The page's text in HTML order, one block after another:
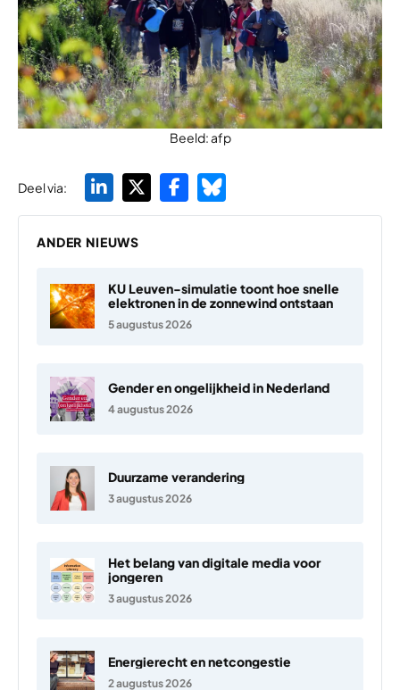
Beeld: afp
Deel via:
ANDER NIEUWS
KU Leuven-simulatie toont hoe snelle
elektronen in de zonnewind ontstaan
5 augustus 2026
Gender en ongelijkheid in Nederland
4 augustus 2026
Duurzame verandering
3 augustus 2026
Het belang van digitale media voor
jongeren
3 augustus 2026
Energierecht en netcongestie
2 augustus 2026